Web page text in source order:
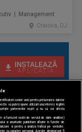
| Management
Craiova, DJ
cookie unici pentru prelucrarea datelor
vă puteți opune utilizării unui interes legitim
partenerilor noștri și nu vă vor afecta
si furnizorii nostri de servicii de date analitice)
si anunturile publicitare afisate in functie de
si pentru a analiza traficul pe website.
cu caracter personal. Aceste drepturi pot fi